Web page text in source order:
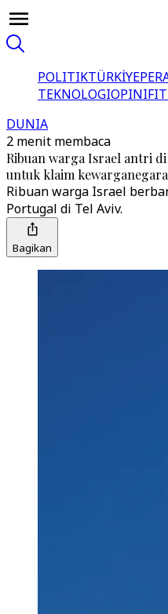
POLITIKTÜRKİYE
TEKNOLOGIOPINI
DUNIA
2 menit membaca
Ribuan warga Israel antri
untuk klaim
Ribuan warga Israel
Portugal di Tel Aviv.
Bagikan